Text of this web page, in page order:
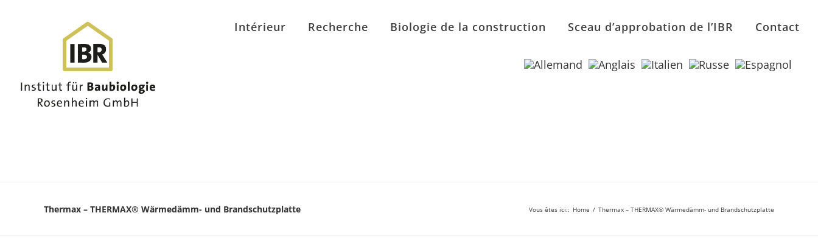
Intérieur Recherche Biologie de la construction Sceau d’approbation de l’IBR Contact
Thermax – THERMAX® Wärmedämm- und Brandschutzplatte Vous êtes ici:: Home / Thermax – THERMAX® Wärmedämm- und Brandschutzplatte